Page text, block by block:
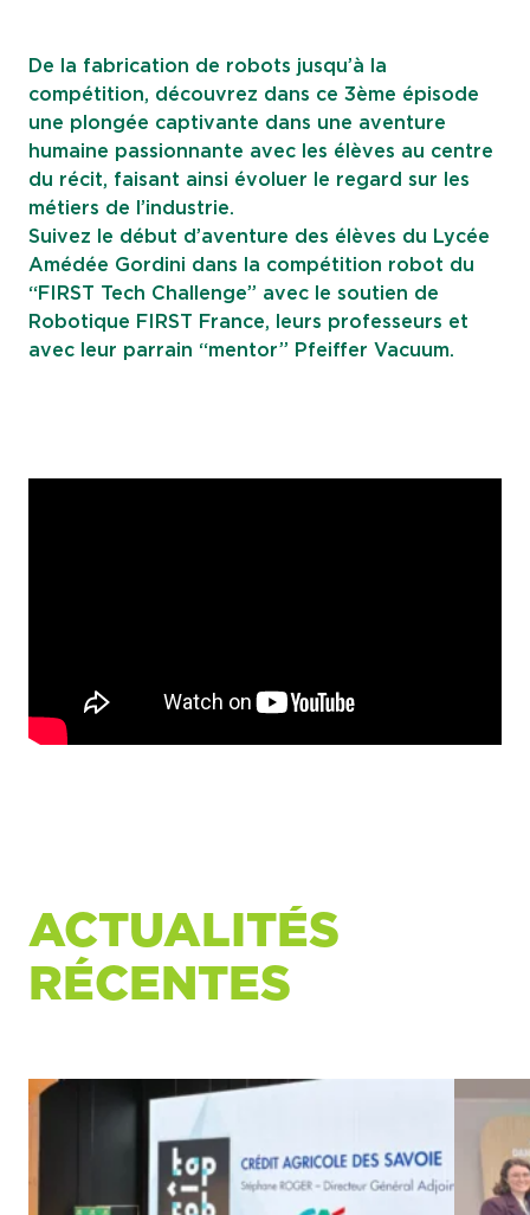
De la fabrication de robots jusqu’à la
compétition, découvrez dans ce 3ème épisode
une plongée captivante dans une aventure
humaine passionnante avec les élèves au centre
du récit, faisant ainsi évoluer le regard sur les
métiers de l’industrie.
Suivez le début d’aventure des élèves du Lycée
Amédée Gordini dans la compétition robot du
“FIRST Tech Challenge” avec le soutien de
Robotique FIRST France, leurs professeurs et
avec leur parrain “mentor” Pfeiffer Vacuum.
ACTUALITÉS
RÉCENTES